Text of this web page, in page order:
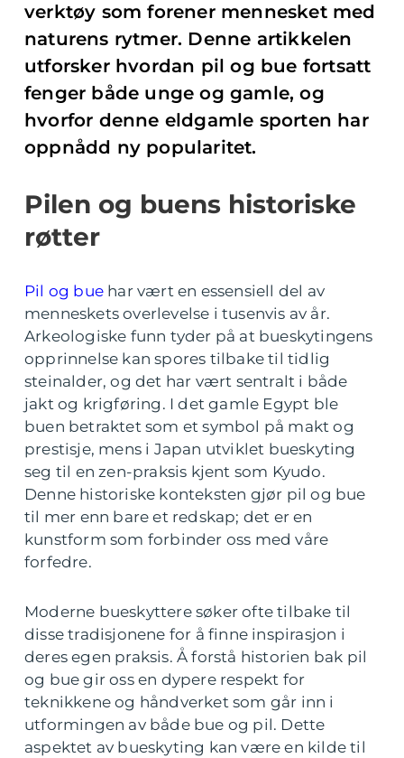
verktøy som forener mennesket med
naturens rytmer. Denne artikkelen
utforsker hvordan pil og bue fortsatt
fenger både unge og gamle, og
hvorfor denne eldgamle sporten har
oppnådd ny popularitet.
Pilen og buens historiske
røtter
Pil og bue har vært en essensiell del av
menneskets overlevelse i tusenvis av år.
Arkeologiske funn tyder på at bueskytingens
opprinnelse kan spores tilbake til tidlig
steinalder, og det har vært sentralt i både
jakt og krigføring. I det gamle Egypt ble
buen betraktet som et symbol på makt og
prestisje, mens i Japan utviklet bueskyting
seg til en zen-praksis kjent som Kyudo.
Denne historiske konteksten gjør pil og bue
til mer enn bare et redskap; det er en
kunstform som forbinder oss med våre
forfedre.
Moderne bueskyttere søker ofte tilbake til
disse tradisjonene for å finne inspirasjon i
deres egen praksis. Å forstå historien bak pil
og bue gir oss en dypere respekt for
teknikkene og håndverket som går inn i
utformingen av både bue og pil. Dette
aspektet av bueskyting kan være en kilde til